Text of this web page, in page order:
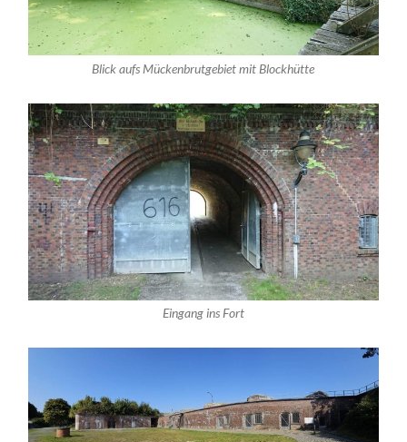
Blick aufs Mückenbrutgebiet mit Blockhütte
Eingang ins Fort